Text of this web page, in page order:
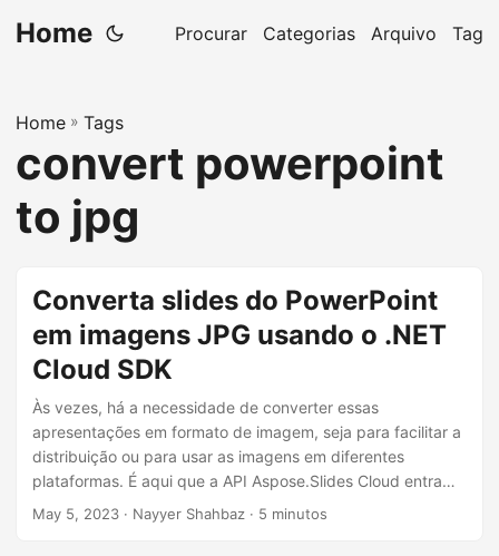
Home Procurar Categorias Arquivo Tag
Home » Tags
convert powerpoint
to jpg
Converta slides do PowerPoint
em imagens JPG usando o .NET
Cloud SDK
Às vezes, há a necessidade de converter essas
apresentações em formato de imagem, seja para facilitar a
distribuição ou para usar as imagens em diferentes
plataformas. É aqui que a API Aspose.Slides Cloud entra
em ação. Este artigo irá guiá-lo pelas etapas envolvidas na
May 5, 2023 · Nayyer Shahbaz · 5 minutos